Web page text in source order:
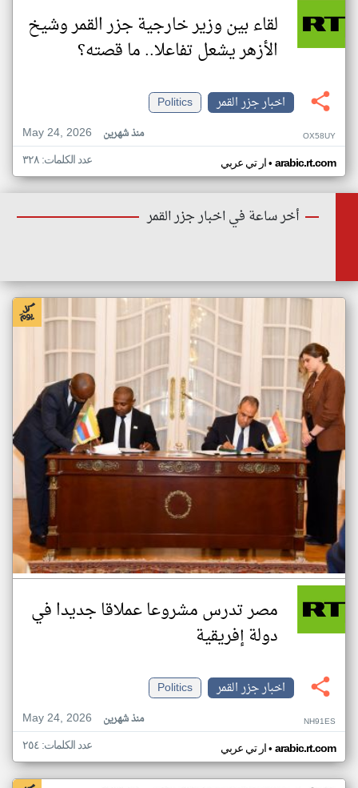
لقاء بين وزير خارجية جزر القمر وشيخ
الأزهر يشعل تفاعلا.. ما قصته؟
اخبار جزر القمر
Politics
May 24, 2026
منذ شهرين OX58UY
ار تي عربي• arabic.rt.com عدد الكلمات: ٣٢٨
أخر ساعة في اخبار جزر القمر
مصر تدرس مشروعا عملاقا جديدا في
دولة إفريقية
اخبار جزر القمر
Politics
May 24, 2026
منذ شهرين NH91ES
ار تي عربي• arabic.rt.com عدد الكلمات: ٢٥٤